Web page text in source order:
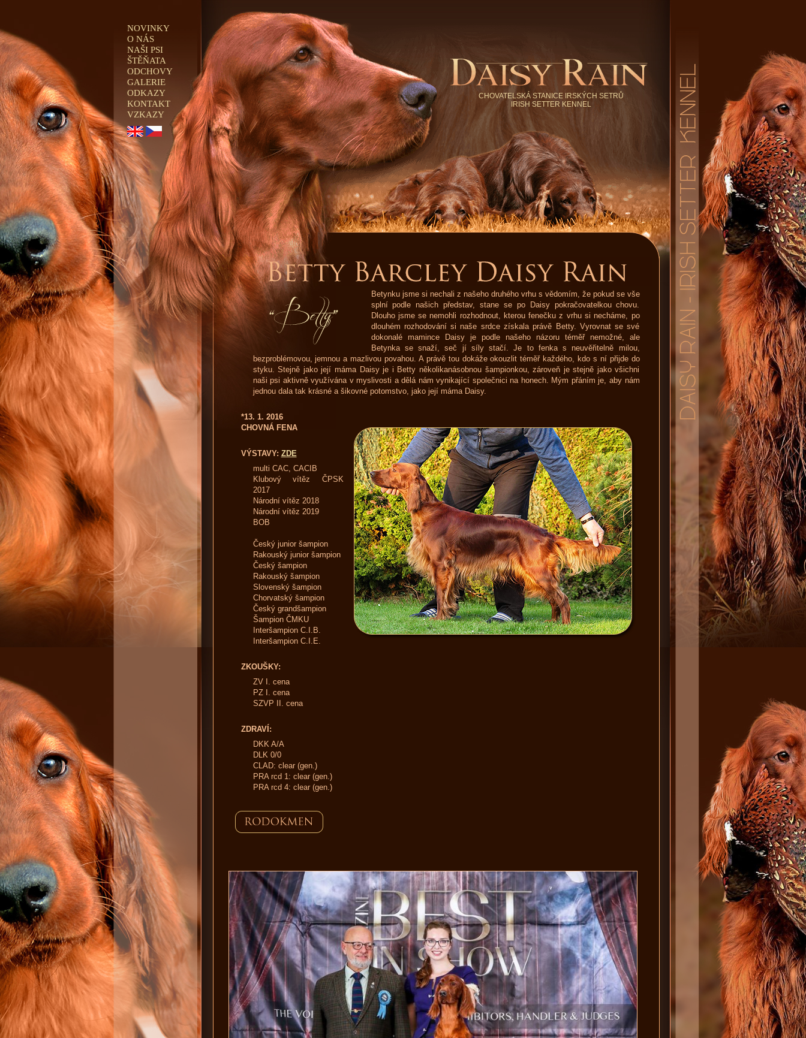
NOVINKY
O NÁS
NAŠI PSI
ŠTĚŇATA
ODCHOVY
GALERIE
ODKAZY
KONTAKT
VZKAZY
CHOVATELSKÁ STANICE IRSKÝCH SETRŮ
IRISH SETTER KENNEL
Betynku jsme si nechali z našeho druhého vrhu s vědomím, že pokud se vše
splní podle našich představ, stane se po Daisy pokračovatelkou chovu.
Dlouho jsme se nemohli rozhodnout, kterou fenečku z vrhu si necháme, po
dlouhém rozhodování si naše srdce získala právě Betty. Vyrovnat se své
dokonalé mamince Daisy je podle našeho názoru téměř nemožné, ale
Betynka se snaží, seč jí síly stačí. Je to fenka s neuvěřitelně milou,
bezproblémovou, jemnou a mazlivou povahou. A právě tou dokáže okouzlit téměř každého, kdo s ní přijde do
styku. Stejně jako její máma Daisy je i Betty několikanásobnou šampionkou, zároveň je stejně jako všichni
naši psi aktivně využívána v myslivosti a dělá nám vynikající společnici na honech. Mým přáním je, aby nám
jednou dala tak krásné a šikovné potomstvo, jako její máma Daisy.
*13. 1. 2016
CHOVNÁ FENA
VÝSTAVY: ZDE
multi CAC, CACIB
Klubový vítěz ČPSK
2017
Národní vítěz 2018
Národní vítěz 2019
BOB
Český junior šampion
Rakouský junior šampion
Český šampion
Rakouský šampion
Slovenský šampion
Chorvatský šampion
Český grandšampion
Šampion ČMKU
Interšampion C.I.B.
Interšampion C.I.E.
ZKOUŠKY:
ZV I. cena
PZ I. cena
SZVP II. cena
ZDRAVÍ:
DKK A/A
DLK 0/0
CLAD: clear (gen.)
PRA rcd 1: clear (gen.)
PRA rcd 4: clear (gen.)